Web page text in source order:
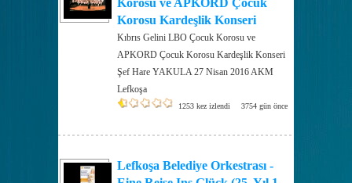
Korosu ve APKORD Çocuk
Korosu Kardeşlik Konseri
Kıbrıs Gelini LBO Çocuk Korosu ve
APKORD Çocuk Korosu Kardeşlik Konseri
Şef Hare YAKULA 27 Nisan 2016 AKM
Lefkoşa
1253 kez izlendi 3754 gün önce
Lefkoşa Belediye Orkestrası -